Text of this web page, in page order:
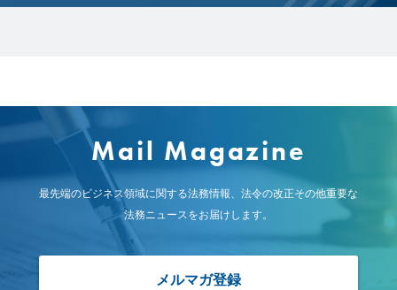
Mail Magazine
最先端のビジネス領域に関する法務情報、 法令の改正その他重要な
法務ニュースをお届けします。
メルマガ登録